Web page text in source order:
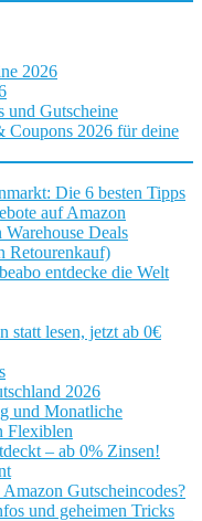
2026
und Gutscheine
Coupons 2026 für deine
Die 6 besten Tipps
auf Amazon
Deals
Retourenkauf)
entdecke die Welt
statt lesen, jetzt ab 0€
2026
und Monatliche
Flexiblen
– ab 0% Zinsen!
Gutscheincodes?
und geheimen Tricks